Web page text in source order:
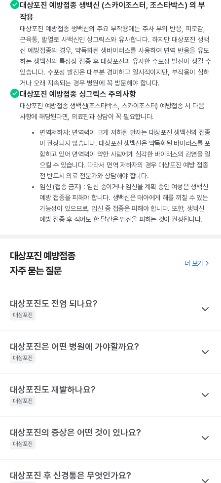
대상포진 예방접종 생백신 (스카이조스터, 조스타박스) 의 부
작용
대상포진 예방접종 생백신의 주요 부작용에는 주사 부위 반응, 피로감,
근육통, 발열로 사백신인 싱그릭스와 유사합니다. 하지만 대상포진 생백
신 예방접종의 경우, 약독화된 생바이러스를 사용하여 면역 반응을 유도
하는 생백신의 특성상 접종 후 대상포진과 유사한 수포성 발진이 생길 수
있습니다. 수포성 발진은 대부분 경미하고 일시적이지만, 부작용이 심하
거나 오래 지속되는 경우 병원에 꼭 방문해야 합니다.
대상포진 예방접종 싱그릭스 주의사항
대상포진 예방접종 생백신(조스타박스, 스카이조스터) 예방접종 시 다음
사항에 해당된다면, 의료진과 상담이 꼭 필요합니다.
면역저하자: 면역력이 크게 저하된 환자는 대상포진 생백신의 접종
이 권장되지 않습니다. 대상포진 생백신은 약독화된 바이러스를 포
함하고 있어 면역력이 약한 사람에게 심각한 바이러스의 감염을 일
으킬 수 있습니다. 따라서 면역 저하자의 경우 대상포진 예방 접종
전 반드시 의료 전문가와 상담해야 합니다.
임신 (접종 금지) : 임신 중이거나 임신을 계획 중인 여성은 생백신
예방 접종을 피해야 합니다. 생백신은 태아에게 해를 끼칠 수 있는
가능성이 있으므로, 임신 중 접종은 피해야 합니다. 또한, 생백신
예방 접종 후 적어도 한 달간은 임신을 피하는 것이 권장됩니다.
대상포진 예방접종
자주 묻는 질문
더 보기
대상포진도 전염 되나요?
대상포진
나만의닥터
대상포진이 특정 바이러스에 의해 유발된다고 하니 혹시 대상포진
수두는 비말을 통해 호흡기로 전염될 수 있고, 수포 진물을 접촉해도
전파될 수 있으므로 주의가 필요해요.
기 어려운 이유는 수포(물집) 때문이에요. 수포 안에는 활성화된 바
이러스가 들어 있기 때문에 만약 수포를 건드려 터트리면 이를 통해
한편, 대상포진 병변이 초기 단계인 발진 상태이거나 수포가 가라앉
대상포진은 어떤 병원에 가야할까요?
대상포진
나만의닥터
대상포진은 치료가 되고 난 후에도 통증이 지속되거나 후유증이 동
눈 주위에 난 대상포진 : 안과, 피부과, 통증의학과
등에 난 대상포진 : 피부과 및 통증의학과
해당 콘텐츠는 질환 지식 제공을 위해 만들어 진 것으로, 진료 행위 유도 및 특정 의약품
대상포진도 재발하나요?
대상포진
나만의닥터
네. 대상포진도 재발할 수 있어요. 실제로 해외에는 대상포진이 세
재발했다고 해요. 대상포진의 재발 확률은 대상포진의 통증 지속시
대상포진의 증상은 어떤 것이 있나요?
대상포진
나만의닥터
대상포진 후 신경통은 무엇인가요?